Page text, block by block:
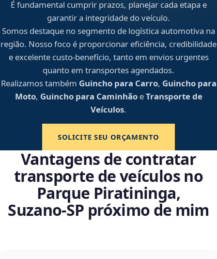
É fundamental cumprir prazos, planejar cada etapa e
garantir a integridade do veículo.
Somos destaque no segmento de logística automotiva na
região. Nosso foco é proporcionar eficiência, credibilidade
e excelente custo-benefício, tanto em envios urgentes
quanto em transportes agendados.
Realizamos também Guincho para Carro, Guincho para
Moto, Guincho para CaminhãoeTransporte de
Veículos.
SOLICITE SEU ORÇAMENTO
Vantagens de contratar
transporte de veículos no
Parque Piratininga,
Suzano‑SP próximo de mim